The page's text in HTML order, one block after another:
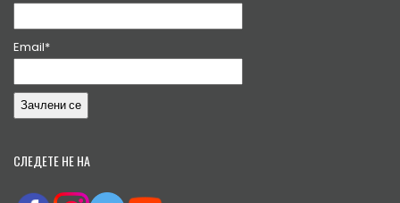
Email*
СЛЕДЕТЕ НЕ НА